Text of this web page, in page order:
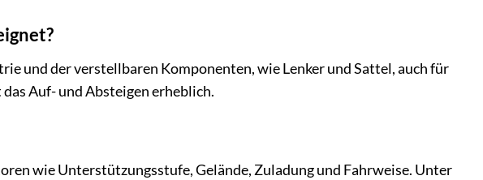
und der verstellbaren Komponenten, wie Lenker und Sattel, auch für
Auf- und Absteigen erheblich.
wie Unterstützungsstufe, Gelände, Zuladung und Fahrweise. Unter